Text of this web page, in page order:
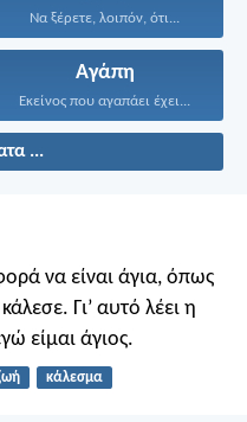
Να ξέρετε, λοιπόν, ότι...
Αγάπη
Εκείνος που αγαπάει έχει...
...
να είναι άγια, όπως
Γι’ αυτό λέει η
είμαι άγιος.
κάλεσμα